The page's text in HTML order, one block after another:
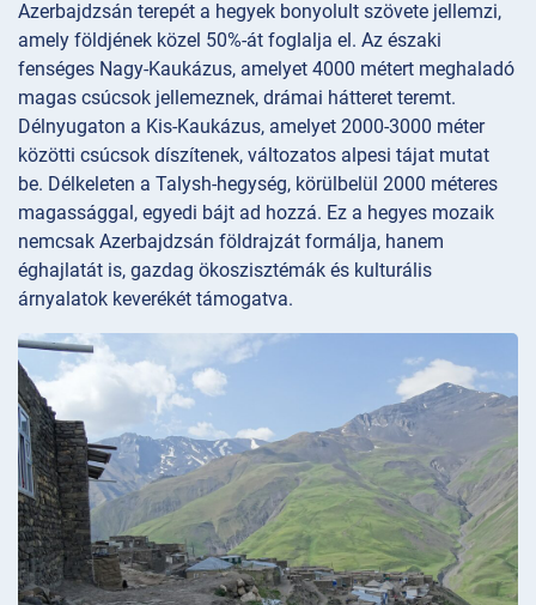
Azerbajdzsán terepét a hegyek bonyolult szövete jellemzi,
amely földjének közel 50%-át foglalja el. Az északi
fenséges Nagy-Kaukázus, amelyet 4000 métert meghaladó
magas csúcsok jellemeznek, drámai hátteret teremt.
Délnyugaton a Kis-Kaukázus, amelyet 2000-3000 méter
közötti csúcsok díszítenek, változatos alpesi tájat mutat
be. Délkeleten a Talysh-hegység, körülbelül 2000 méteres
magassággal, egyedi bájt ad hozzá. Ez a hegyes mozaik
nemcsak Azerbajdzsán földrajzát formálja, hanem
éghajlatát is, gazdag ökoszisztémák és kulturális
árnyalatok keverékét támogatva.